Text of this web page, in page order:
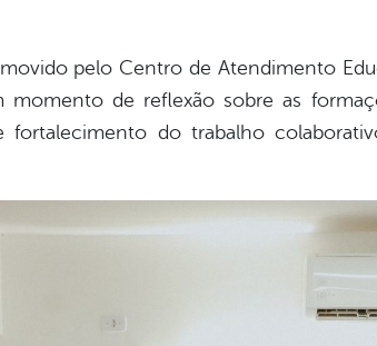
pelo Centro de Atendimento
de reflexão sobre as
fortalecimento do trabalho